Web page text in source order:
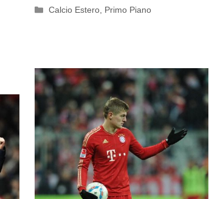
Categorie
Calcio Estero, Primo Piano